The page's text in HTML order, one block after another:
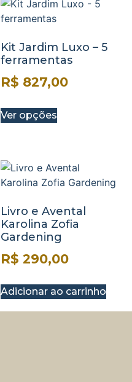
Kit Jardim Luxo – 5
ferramentas
R$ 827,00
Ver opções
Livro e Avental
Karolina Zofia
Gardening
R$ 290,00
Adicionar ao carrinho